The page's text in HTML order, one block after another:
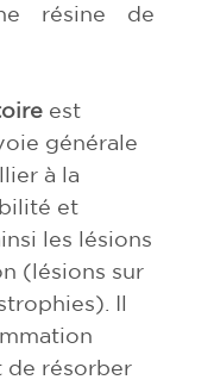
résine de
est
générale
à la
et
les lésions
(lésions sur
Il
de résorber